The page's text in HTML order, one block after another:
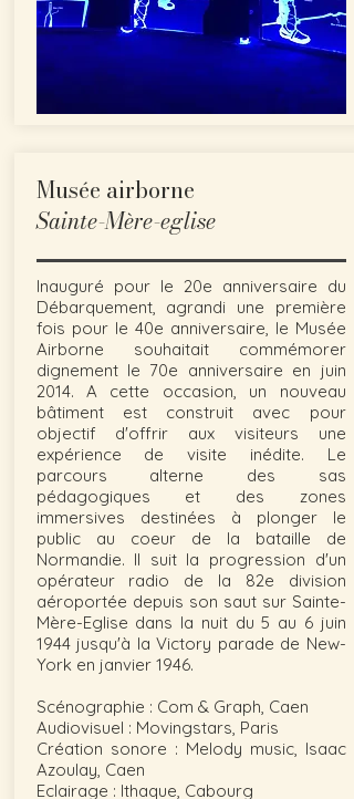
Musée airborne
Sainte-Mère-eglise
Inauguré pour le 20e anniversaire du
Débarquement, agrandi une première
fois pour le 40e anniversaire, le Musée
Airborne souhaitait commémorer
dignement le 70e anniversaire en juin
2014. A cette occasion, un nouveau
bâtiment est construit avec pour
objectif d'offrir aux visiteurs une
expérience de visite inédite. Le
parcours alterne des sas
pédagogiques et des zones
immersives destinées à plonger le
public au coeur de la bataille de
Normandie. Il suit la progression d'un
opérateur radio de la 82e division
aéroportée depuis son saut sur Sainte-
Mère-Eglise dans la nuit du 5 au 6 juin
1944 jusqu'à la Victory parade de New-
York en janvier 1946.
Scénographie : Com & Graph, Caen
Audiovisuel : Movingstars, Paris
Création sonore : Melody music, Isaac
Azoulay, Caen
Eclairage : Ithaque, Cabourg